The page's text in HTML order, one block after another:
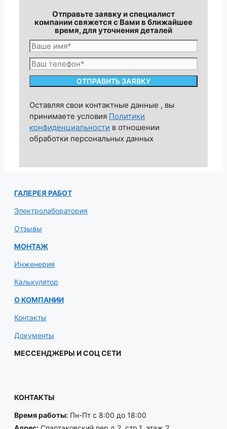
Отправьте заявку и специалист
компании свяжется с Вами в ближайшее
время, для уточнения деталей
Оставляя свои контактные данные , вы
принимаете условия Политики
конфиденциальности в отношении
обработки персональных данных
ГАЛЕРЕЯ РАБОТ
Электролаборатория
Отзывы
МОНТАЖ
Инженерия
Калькулятор
О КОМПАНИИ
Контакты
Документы
МЕССЕНДЖЕРЫ И СОЦ СЕТИ
КОНТАКТЫ
Время работы: Пн-Пт с 8:00 до 18:00